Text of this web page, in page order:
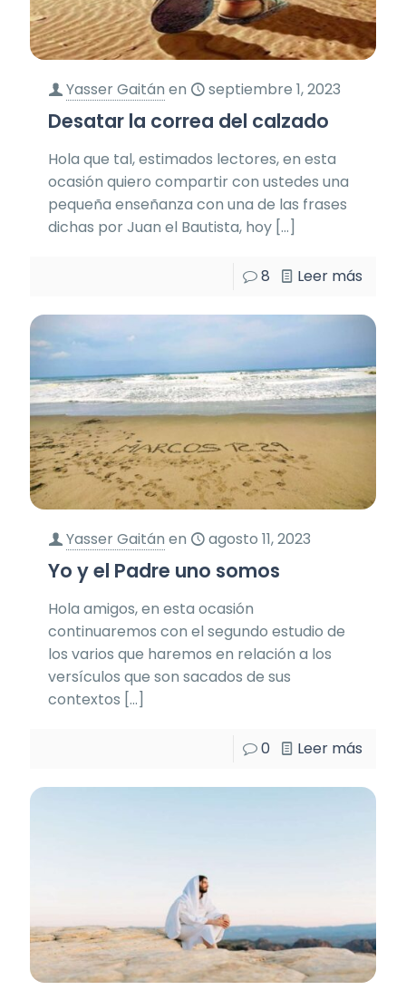
Yasser Gaitán en septiembre 1, 2023
Desatar la correa del calzado
Hola que tal, estimados lectores, en esta
ocasión quiero compartir con ustedes una
pequeña enseñanza con una de las frases
dichas por Juan el Bautista, hoy […]
8 Leer más
Yasser Gaitán en agosto 11, 2023
Yo y el Padre uno somos
Hola amigos, en esta ocasión
continuaremos con el segundo estudio de
los varios que haremos en relación a los
versículos que son sacados de sus
contextos […]
0 Leer más